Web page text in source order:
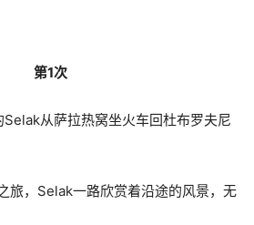
第1次
从萨拉热窝坐火车回杜布罗夫尼
旅，Selak一路欣赏着沿途的风景，无